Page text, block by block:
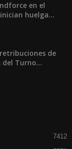
en el
huelga...
de
Turno...
7412